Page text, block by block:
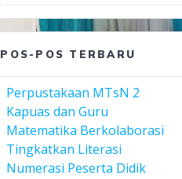
POS-POS TERBARU
Perpustakaan MTsN 2
Kapuas dan Guru
Matematika Berkolaborasi
Tingkatkan Literasi
Numerasi Peserta Didik